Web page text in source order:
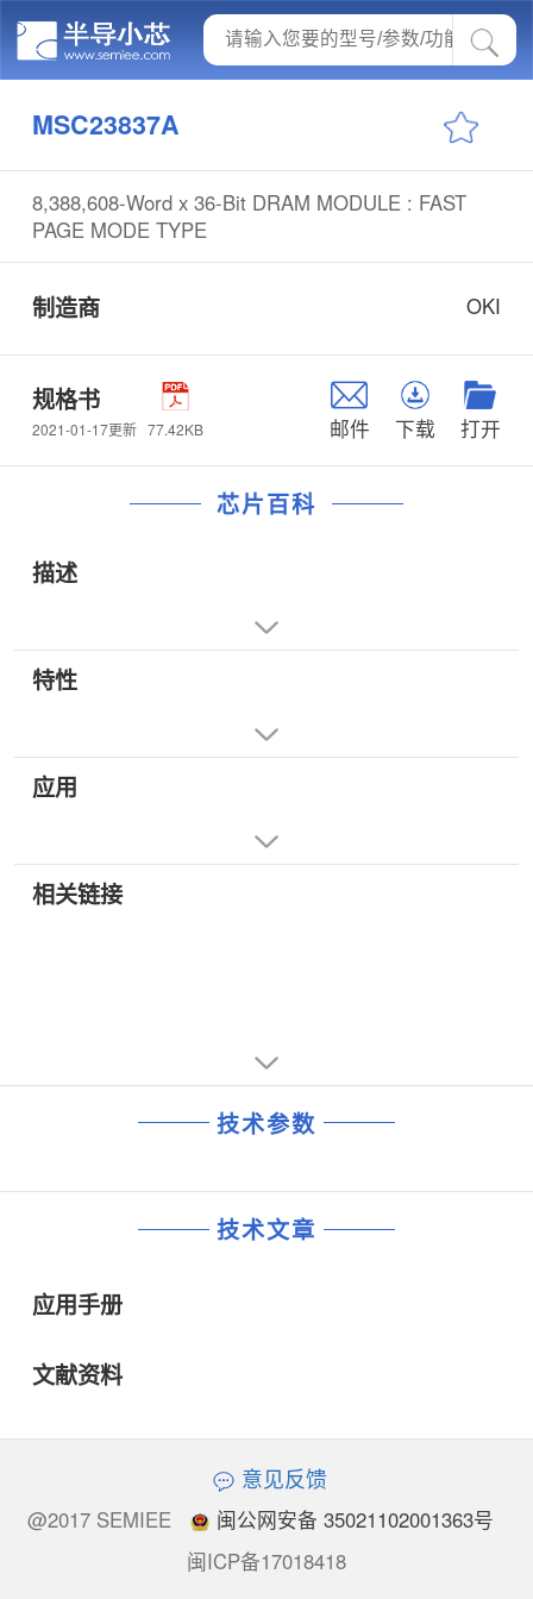
MSC23837A
8,388,608-Word x 36-Bit DRAM MODULE : FAST
PAGE MODE TYPE
制造商 OKI
规格书
2021-01-17更新 77.42KB 邮件 下载 打开
芯片百科
描述
特性
应用
相关链接
技术参数
技术文章
应用手册
文献资料
意见反馈
@2017 SEMIEE
闽公网安备 35021102001363号
闽ICP备17018418